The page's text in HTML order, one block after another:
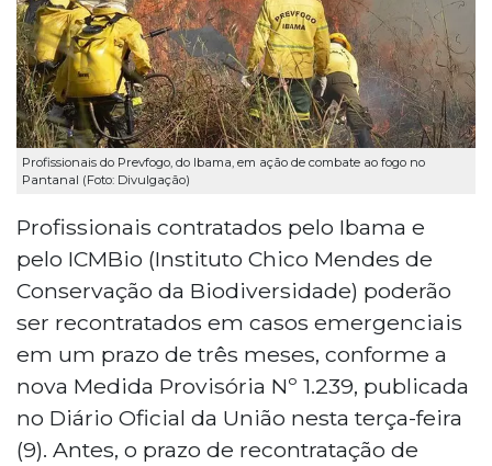
Profissionais do Prevfogo, do Ibama, em ação de combate ao fogo no
Pantanal (Foto: Divulgação)
Profissionais contratados pelo Ibama e
pelo ICMBio (Instituto Chico Mendes de
Conservação da Biodiversidade) poderão
ser recontratados em casos emergenciais
em um prazo de três meses, conforme a
nova Medida Provisória Nº 1.239, publicada
no Diário Oficial da União nesta terça-feira
(9). Antes, o prazo de recontratação de